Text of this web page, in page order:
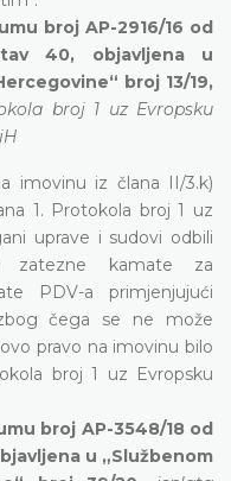
broj AP-2916/16 od
40, objavljena u
broj 13/19,
broj 1 uz Evropsku
imovinu iz člana II/3.k)
1. Protokola broj 1 uz
uprave i sudovi odbili
zatezne kamate za
PDV-a primjenjujući
čega se ne može
pravo na imovinu bilo
broj 1 uz Evropsku
broj AP-3548/18 od
u „Službenom